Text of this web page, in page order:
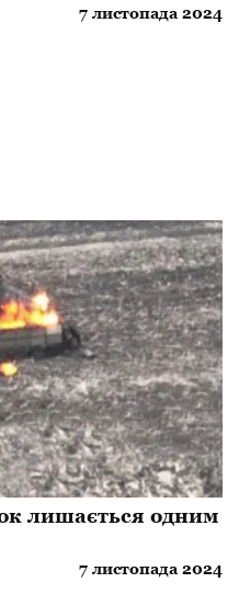
7 листопада 2024
лишається одним
7 листопада 2024